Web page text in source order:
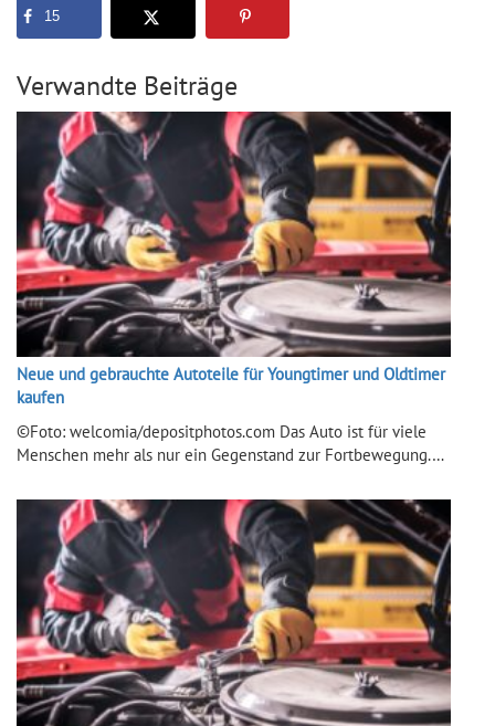
15
Verwandte Beiträge
Neue und gebrauchte Autoteile für Youngtimer und Oldtimer
kaufen
©Foto: welcomia/depositphotos.com Das Auto ist für viele
Menschen mehr als nur ein Gegenstand zur Fortbewegung.…